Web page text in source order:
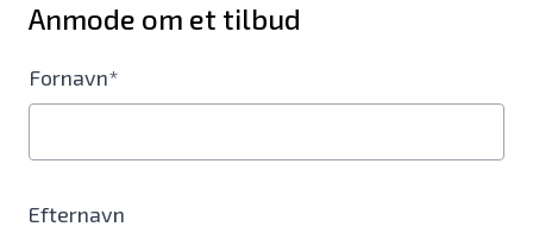
Anmode om et tilbud
Fornavn*
Efternavn